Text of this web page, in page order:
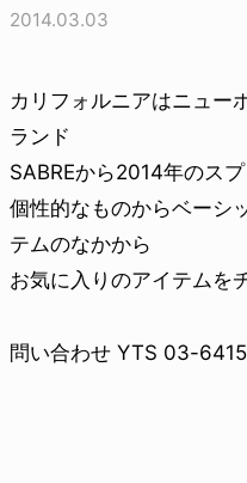
2014.03.03
カリフォルニアはニュー
ランド
SABREから2014年のス
個性的なものからベーシ
テムのなかから
お気に入りのアイテムを
問い合わせ YTS 03-